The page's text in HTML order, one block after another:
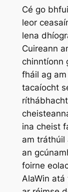
Cé go
leor
lena
Cuireann
chinntíonn
fháil ag am
tacaíocht
ina cheist
am tráthúil
an
foirne
AlaWin